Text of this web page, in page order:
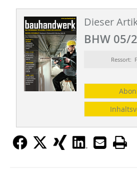
Dieser
BHW 05/
Ressort: